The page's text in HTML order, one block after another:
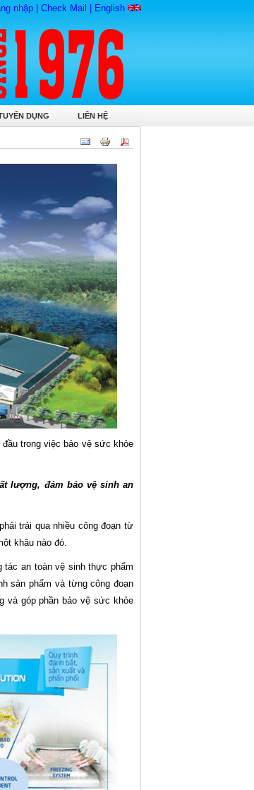
nhập Check Mail English
DỤNG LIÊN HỆ
trong việc bảo vệ sức khỏe
lượng, đảm bảo vệ sinh an
trải qua nhiều công đoạn từ
khâu nào đó.
tác an toàn vệ sinh thực phẩm
sản phẩm và từng công đoạn
và góp phần bảo vệ sức khỏe